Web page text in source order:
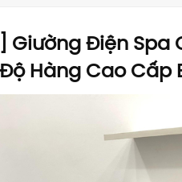
Giường Điện Spa
Hàng Cao Cấp